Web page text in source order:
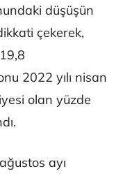
düşüşün
çekerek,
2022 yılı nisan
olan yüzde
ayı